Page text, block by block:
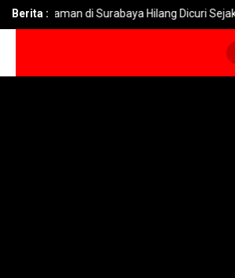
Berita :
Taman di Surabaya Hilang Dicuri Sejak 2016